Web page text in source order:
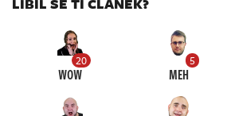
20
WOW
5
MEH